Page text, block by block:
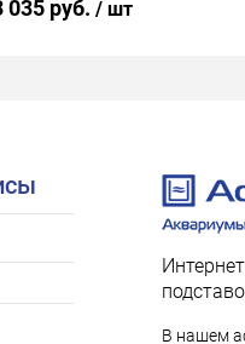
035 руб. / шт
В нашем